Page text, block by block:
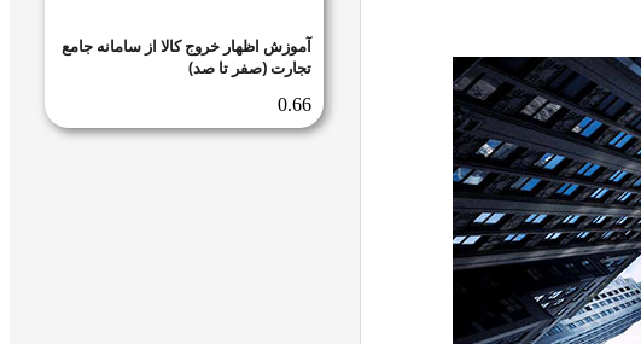
آموزش اظهار خروج کالا از سامانه جامع
تجارت (صفر تا صد)